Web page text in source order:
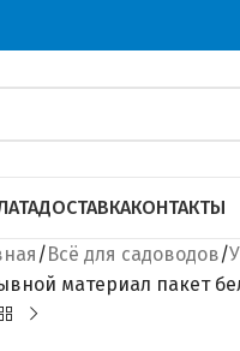
ДОСТАВКАКОНТАКТЫ
Всё для садоводов
материал пакет